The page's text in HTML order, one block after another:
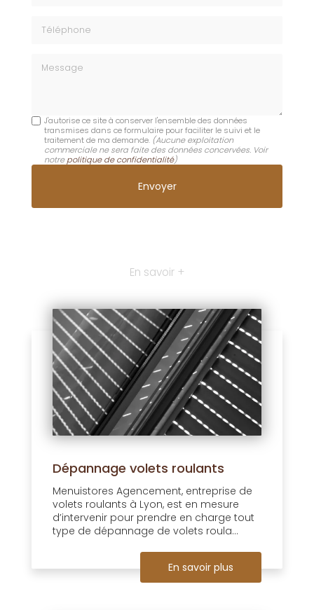
J'autorise ce site à conserver l'ensemble des données
transmises dans ce formulaire pour faciliter le suivi et le
traitement de ma demande. (Aucune exploitation
commerciale ne sera faite des données concervées. Voir
notrepolitique de confidentialité)
En savoir +
Dépannage volets roulants
Menuistores Agencement, entreprise de
volets roulants à Lyon, est en mesure
d’intervenir pour prendre en charge tout
type de dépannage de volets roula...
En savoir plus